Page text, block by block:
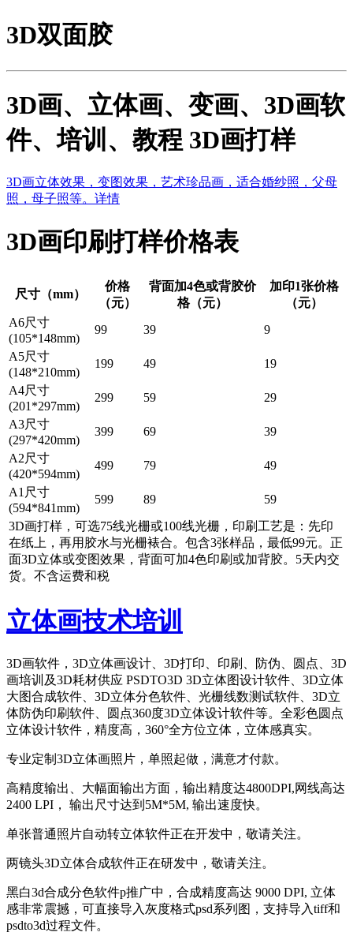
3D双面胶
3D画、立体画、变画、3D画软
件、培训、教程 3D画打样
3D画立体效果，变图效果，艺术珍品画，适合婚纱照，父母
照，母子照等。详情
3D画印刷打样价格表
尺寸（mm）
价格
（元）
背面加4色或背胶价
格（元）
加印1张价格
（元）
A6尺寸
(105*148mm)
99 39
9
A5尺寸
(148*210mm)
199 49
19
A4尺寸
(201*297mm)
299 59
29
A3尺寸
(297*420mm)
399 69
39
A2尺寸
(420*594mm)
499 79
49
A1尺寸
(594*841mm)
599 89
59
3D画打样，可选75线光栅或100线光栅，印刷工艺是：先印
在纸上，再用胶水与光栅裱合。包含3张样品，最低99元。正
面3D立体或变图效果，背面可加4色印刷或加背胶。5天内交
货。不含运费和税
立体画技术培训
3D画软件，3D立体画设计、3D打印、印刷、防伪、圆点、3D
画培训及3D耗材供应 PSDTO3D 3D立体图设计软件、3D立体
大图合成软件、3D立体分色软件、光栅线数测试软件、3D立
体防伪印刷软件、圆点360度3D立体设计软件等。全彩色圆点
立体设计软件，精度高，360°全方位立体，立体感真实。
专业定制3D立体画照片，单照起做，满意才付款。
高精度输出、大幅面输出方面，输出精度达4800DPI,网线高达
2400 LPI， 输出尺寸达到5M*5M, 输出速度快。
单张普通照片自动转立体软件正在开发中，敬请关注。
两镜头3D立体合成软件正在研发中，敬请关注。
黑白3d合成分色软件p推广中，合成精度高达 9000 DPI, 立体
感非常震撼，可直接导入灰度格式psd系列图，支持导入tiff和
psdto3d过程文件。